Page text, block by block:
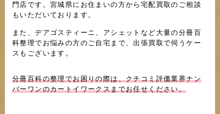
門店です。宮城県にお住まいの方から宅配買取のご相談
もいただいております。
また、デアゴスティーニ、アシェットなど大量の分冊百
科整理でお悩みの方のご自宅まで、出張買取で伺うケー
スもございます。
分冊百科の整理でお困りの際は、クチコミ評価業界ナン
バーワンのカートイワークスまでお任せください。